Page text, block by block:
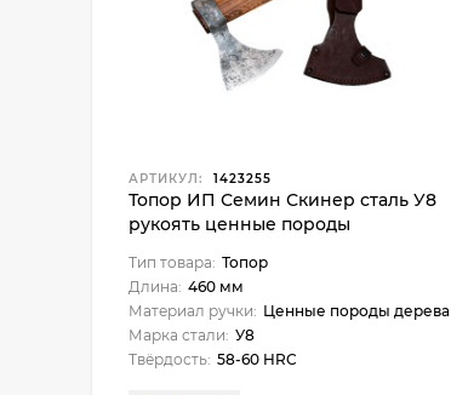
АРТИКУЛ: 1423255
Топор ИП Семин Скинер сталь У8
рукоять ценные породы
Тип товара: Топор
Длина: 460 мм
Материал ручки: Ценные породы дерева
Марка стали: У8
Твёрдость: 58-60 HRC